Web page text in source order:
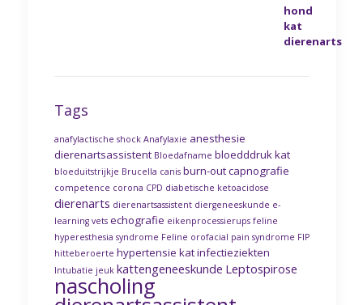
Tags
anafylactische shock Anafylaxie anesthesie
dierenartsassistent Bloedafname bloedddruk kat
bloeduitstrijkje Brucella canis burn-outcapnografie
competence corona CPD diabetische ketoacidose
dierenarts dierenartsassistent diergeneeskunde e-
learning vets echografie eikenprocessierups feline
hyperesthesia syndrome Feline orofacial pain syndrome FIP
hitteberoerte hypertensie katinfectieziekten
Intubatie jeuk kattengeneeskunde Leptospirose
nascholing